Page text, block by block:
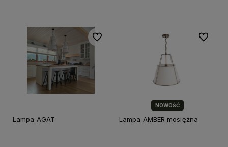
Lampa AGAT
Do ulubionych
NOWOŚĆ
Lampa AMBER mosiężna
Do